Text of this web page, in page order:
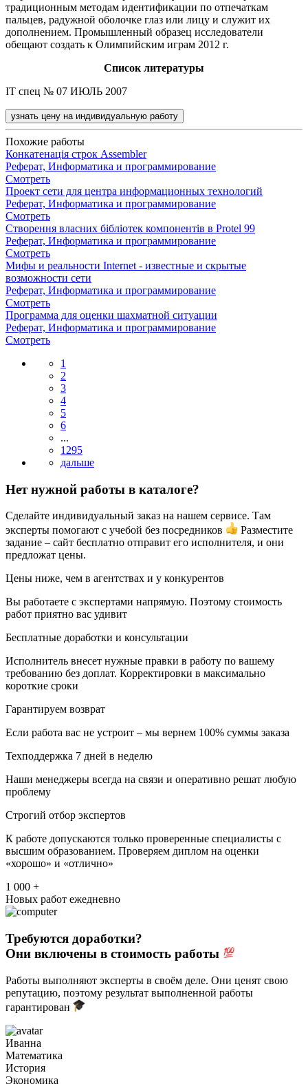
традиционным методам идентификации по отпечаткам
пальцев, радужной оболочке глаз или лицу и служит их
дополнением. Промышленный образец исследователи
обещают создать к Олимпийским играм 2012 г.
Список литературы
IT спец № 07 ИЮЛЬ 2007
узнать цену на индивидуальную работу
Похожие работы
Конкатенація строк Assembler
Реферат, Информатика и программирование
Смотреть
Проект сети для центра информационных технологий
Реферат, Информатика и программирование
Смотреть
Створення власних бібліотек компонентів в Protel 99
Реферат, Информатика и программирование
Смотреть
Мифы и реальности Internet - известные и скрытые
возможности сети
Реферат, Информатика и программирование
Смотреть
Программа для оценки шахматной ситуации
Реферат, Информатика и программирование
Смотреть
1
2
3
4
5
6
...
1295
Нет нужной работы в каталоге?
Сделайте индивидуальный заказ на нашем сервисе. Там
эксперты помогают с учебой без посредников
Разместите
задание – сайт бесплатно отправит его исполнителя, и они
предложат цены.
Цены ниже, чем в агентствах и у конкурентов
Вы работаете с экспертами напрямую. Поэтому стоимость
работ приятно вас удивит
Бесплатные доработки и консультации
Исполнитель внесет нужные правки в работу по вашему
требованию без доплат. Корректировки в максимально
короткие сроки
Гарантируем возврат
Если работа вас не устроит – мы вернем 100% суммы заказа
Техподдержка 7 дней в неделю
Наши менеджеры всегда на связи и оперативно решат любую
проблему
Строгий отбор экспертов
К работе допускаются только проверенные специалисты с
высшим образованием. Проверяем диплом на оценки
«хорошо» и «отлично»
1 000 +
Новых работ ежедневно
Требуются доработки?
Они включены в стоимость работы
Работы выполняют эксперты в своём деле. Они ценят свою
репутацию, поэтому результат выполненной работы
гарантирован
Иванна
Математика
История
Экономика